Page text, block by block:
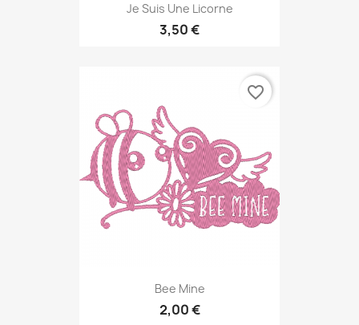
Je Suis Une Licorne
3,50 €
Bee Mine
2,00 €
favorite_border